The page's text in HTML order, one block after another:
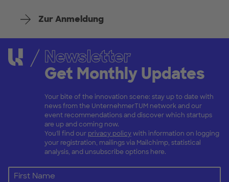
Zur Anmeldung
Newsletter
Get Monthly Updates
Your bite of the innovation scene: stay up to date with
news from the UnternehmerTUM network and our
event recommendations and discover which startups
are up and coming now.
You'll find our privacy policywith information on logging
your registration, mailings via Mailchimp, statistical
analysis, and unsubscribe options here.
First Name